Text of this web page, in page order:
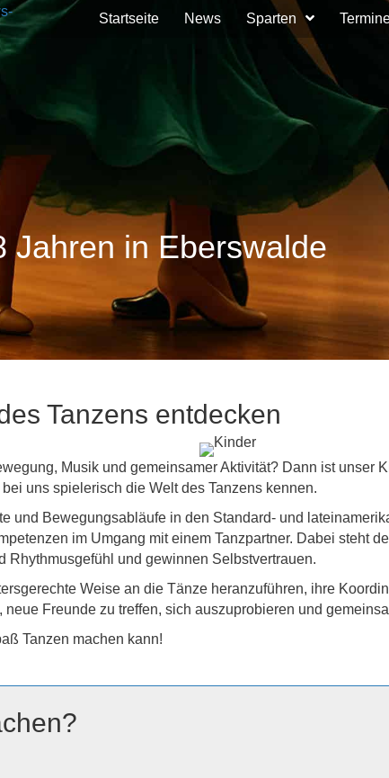
Startseite News Sparten
Jahren in Eberswalde
Tanzens entdecken
Musik und gemeinsamer Aktivität? Dann ist unser
uns spielerisch die Welt des Tanzens kennen.
und Bewegungsabläufe in den Standard- und
im Umgang mit einem Tanzpartner. Dabei steht
Rhythmusgefühl und gewinnen Selbstvertrauen.
Weise an die Tänze heranzuführen, ihre
Freunde zu treffen, sich auszuprobieren und
Tanzen machen kann!